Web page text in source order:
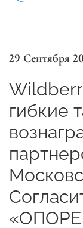
29 Сентября
гибкие